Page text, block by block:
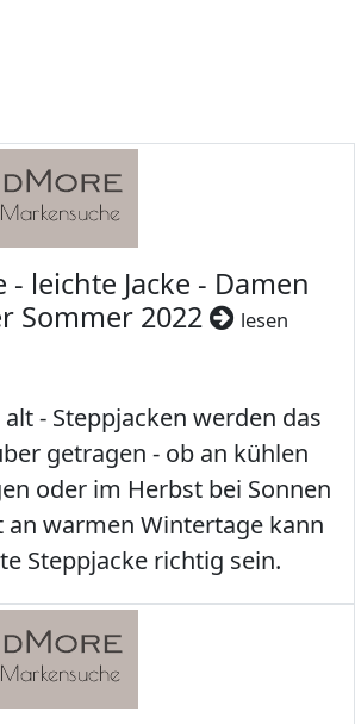
- leichte Jacke - Damen
Sommer 2022
lesen
- Steppjacken werden das
getragen - ob an kühlen
oder im Herbst bei Sonnen
an warmen Wintertage kann
Steppjacke richtig sein.